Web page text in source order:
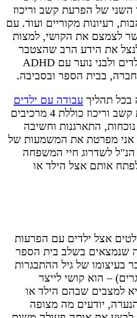
של הפרעת קשב וריכוז
רעיונות מקוריים ועוד. עם
לצמצם את הקושי, למצות
את הידע הרב שהצטבר
בתחום כדי לעזור לילדים ולבני נוער עם ADHD
בבית הספר ובסביבה.
בכל תהליך עבודה עם ילדים
עם הפרעת קשב וריכוז כוללת 4 מרכיבים
התארגנות וחשיבה
אני מפרטת את המשמעות של
לשדרוג חיי המשפחה
אותם אצל הילד או
אצל ילדים עם הפרעות
שנמצאים בשלב בית הספר
בעיצומו של גיל ההתבגרות
– הוא קושי לייצר
למצבים שבהם הילד או
יודעים מה מצופה